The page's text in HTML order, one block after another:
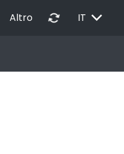
Altro autorenew IT EXPAND_MORE